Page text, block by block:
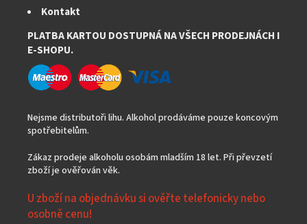
Kontakt
PLATBA KARTOU DOSTUPNÁ NA VŠECH PRODEJNÁCH I
E-SHOPU.
Nejsme distributoři lihu. Alkohol prodáváme pouze koncovým
spotřebitelům.
Zákaz prodeje alkoholu osobám mladším 18 let. Při převzetí
zboží je ověřován věk.
U zboží na objednávku si ověřte telefonicky nebo
osobně cenu!